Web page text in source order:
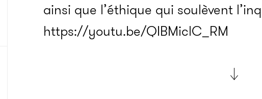
ainsi que l’éthique qui soulèvent
https://youtu.be/QIBMiclC_RM